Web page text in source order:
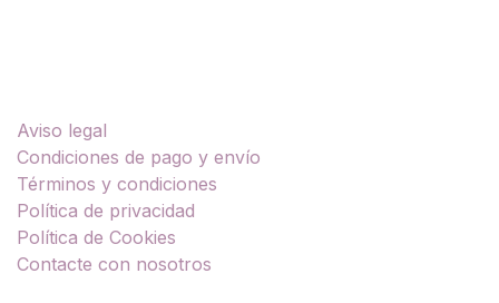
Aviso legal
Condiciones de pago y envío
Términos y condiciones
Política de privacidad
Política de Cookies
Contacte con nosotros